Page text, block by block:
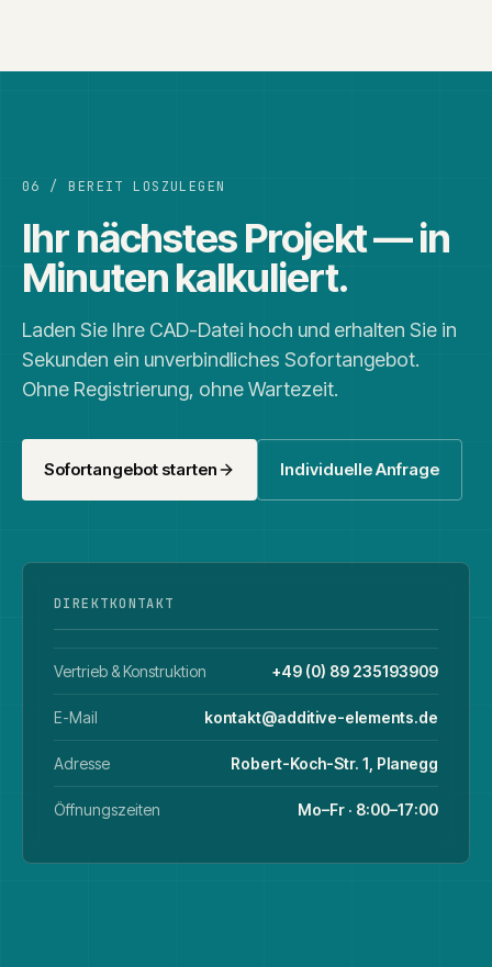
06 / BEREIT LOSZULEGEN
Ihr nächstes Projekt — in
Minuten kalkuliert.
Laden Sie Ihre CAD-Datei hoch und erhalten Sie in
Sekunden ein unverbindliches Sofortangebot.
Ohne Registrierung, ohne Wartezeit.
Sofortangebot starten Individuelle Anfrage
DIREKTKONTAKT
Vertrieb & Konstruktion +49 (0) 89 235193909
E-Mail kontakt@additive-elements.de
Adresse Robert-Koch-Str. 1, Planegg
Öffnungszeiten Mo–Fr · 8:00–17:00